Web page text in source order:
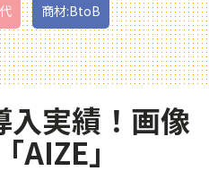
商材:BtoB
入実績！画像
AIZE」